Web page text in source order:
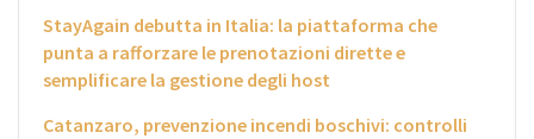
StayAgain debutta in Italia: la piattaforma che
punta a rafforzare le prenotazioni dirette e
semplificare la gestione degli host
Catanzaro, prevenzione incendi boschivi: controlli